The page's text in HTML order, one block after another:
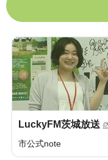
LuckyFM茨城放送
市公式note